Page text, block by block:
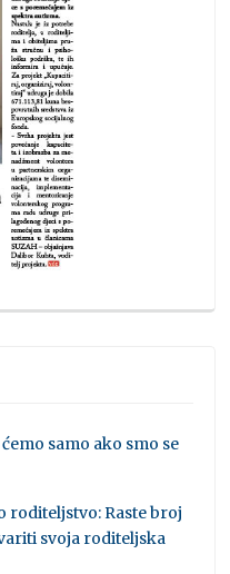
samo ako smo se
roditeljstvo: Raste broj
svoja roditeljska